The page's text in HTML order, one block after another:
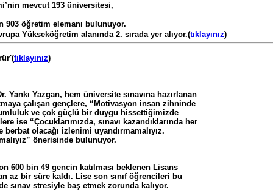
mevcut 193 üniversitesi,
öğretim elemanı bulunuyor.
Yükseköğretim alanında 2. sırada yer alıyor.(tıklayınız)
tıklayınız)
Yazgan, hem üniversite sınavına hazırlanan
çalışan gençlere, “Motivasyon insan zihninde
ve çok güçlü bir duygu hissettiğimizde
ise “Çocuklarımızda, sınavı kazandıklarında her
olacağı izlenimi uyandırmamalıyız.
önerisinde bulunuyor.
600 bin 49 gencin katılması beklenen Lisans
az bir süre kaldı. Lise son sınıf öğrencileri bu
sınav stresiyle baş etmek zorunda kalıyor.